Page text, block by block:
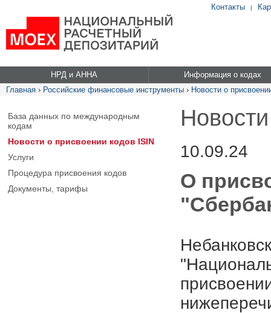
Контакты |
НРД и АННА
Информация о кодах
Главная › Российские финансовые инструменты › Новости о
База данных по международным
кодам
Новости о присвоении кодов ISIN
Услуги
Процедура присвоения кодов
Документы, тарифы
10.09.24
О